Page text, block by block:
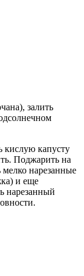
залить
кислую капусту
Поджарить на
мелко нарезанные
и еще
нарезанный